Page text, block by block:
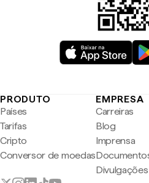
PRODUTO
Países
Tarifas
Cripto
Conversor de moedas
EMPRESA
Carreiras
Blog
Imprensa
Divulgações